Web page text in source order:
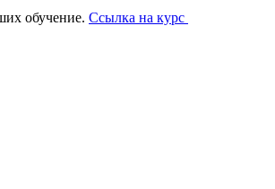
обучение. Ссылка на курс